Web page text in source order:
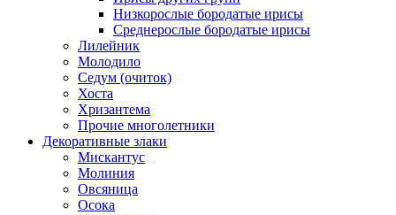
Низкорослые бородатые ирисы
Среднерослые бородатые ирисы
Лилейник
Молодило
Седум (очиток)
Хоста
Хризантема
Прочие многолетники
Декоративные злаки
Мискантус
Молиния
Овсяница
Осока